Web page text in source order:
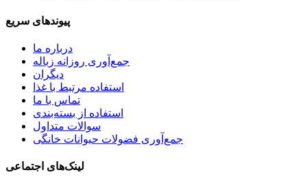
پیوندهای سریع
درباره ما
جمع‌آوری روزانه زباله
دیگران
استفاده مرتبط با غذا
تماس با ما
استفاده از بسته‌بندی
سوالات متداول
جمع‌آوری فضولات حیوانات خانگی
لینک‌های اجتماعی